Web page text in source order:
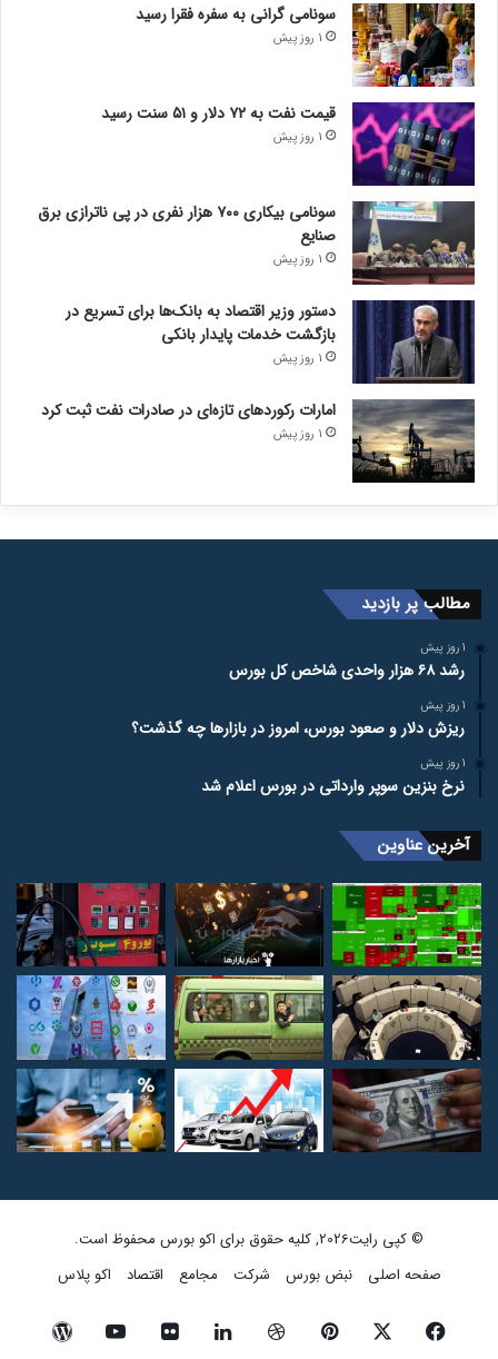
سونامی گرانی به سفره فقرا رسید
1 روز پیش
قیمت نفت به ۷۲ دلار و ۵۱ سنت رسید
1 روز پیش
سونامی بیکاری ۷۰۰ هزار نفری در پی ناترازی برق
صنایع
1 روز پیش
دستور وزیر اقتصاد به بانک‌ها برای تسریع در
بازگشت خدمات پایدار بانکی
1 روز پیش
امارات رکورد‌های تازه‌ای در صادرات نفت ثبت کرد
1 روز پیش
مطالب پر بازدید
1 روز پیش
رشد ۶۸ هزار واحدی شاخص کل بورس
1 روز پیش
ریزش دلار و صعود بورس، امروز در بازارها چه گذشت؟
1 روز پیش
نرخ بنزین سوپر وارداتی در بورس اعلام شد
آخرین عناوین
© کپی رایت2026, کلیه حقوق برای اکو بورس محفوظ است.
صفحه اصلی
نبض بورس شرکت مجامع اقتصاد اکو پلاس
فیسبوک ایکس پینتریستدریبببل لینکداین تصاویر یوتیوب